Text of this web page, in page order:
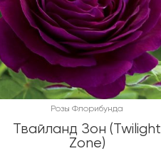
Розы Флорибунда
Твайланд Зон (Twilight
Zone)